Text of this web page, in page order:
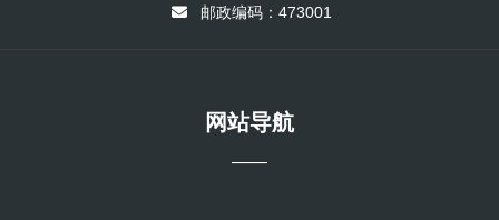
邮政编码：473001
网站导航
——